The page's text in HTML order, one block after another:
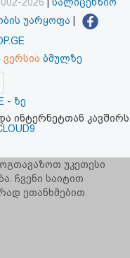
უარყოფა
ვერსია ბმულზე
- ზე
ინტერნეტთან კავშირს
უკეთესი
ჩვენი საიტით
ეთანხმებით